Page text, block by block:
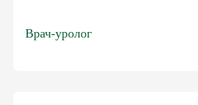
Врач-уролог